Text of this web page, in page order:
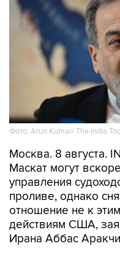
Фото: Arun Kumar/ The India
Москва. 8 августа.
Маскат могут
управления
проливе, однако
отношение не к
действиям США,
Ирана Аббас